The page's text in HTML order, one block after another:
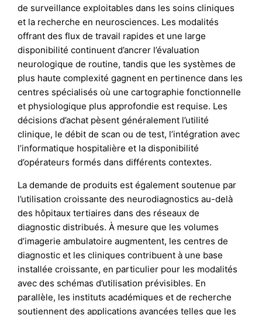
de surveillance exploitables dans les soins cliniques
et la recherche en neurosciences. Les modalités
offrant des flux de travail rapides et une large
disponibilité continuent d’ancrer l’évaluation
neurologique de routine, tandis que les systèmes de
plus haute complexité gagnent en pertinence dans les
centres spécialisés où une cartographie fonctionnelle
et physiologique plus approfondie est requise. Les
décisions d’achat pèsent généralement l’utilité
clinique, le débit de scan ou de test, l’intégration avec
l’informatique hospitalière et la disponibilité
d’opérateurs formés dans différents contextes.
La demande de produits est également soutenue par
l’utilisation croissante des neurodiagnostics au-delà
des hôpitaux tertiaires dans des réseaux de
diagnostic distribués. À mesure que les volumes
d’imagerie ambulatoire augmentent, les centres de
diagnostic et les cliniques contribuent à une base
installée croissante, en particulier pour les modalités
avec des schémas d’utilisation prévisibles. En
parallèle, les instituts académiques et de recherche
soutiennent des applications avancées telles que les